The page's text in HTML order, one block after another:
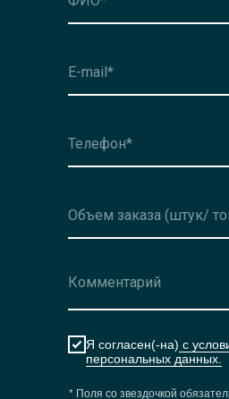
* Поля со звездочкой
Я согласен(-на) с
персональных данных.